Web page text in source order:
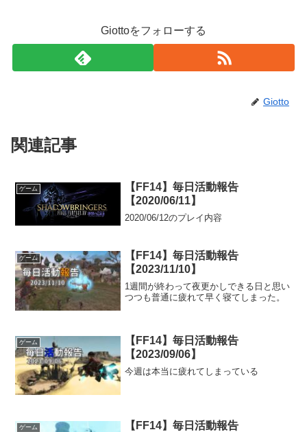
Giottoをフォローする
Giotto
関連記事
ゲーム
【FF14】毎日活動報告
【2020/06/11】
2020/06/12のプレイ内容
ゲーム
【FF14】毎日活動報告
【2023/11/10】
1週間が終わって夜更かしできる日と思い
つつも普通に疲れて早く寝てしまった。
ゲーム
【FF14】毎日活動報告
【2023/09/06】
今週は本当に疲れてしまっている
ゲーム
【FF14】毎日活動報告